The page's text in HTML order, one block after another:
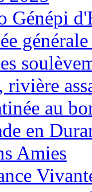
Génépi
rivière
au
en
Amies